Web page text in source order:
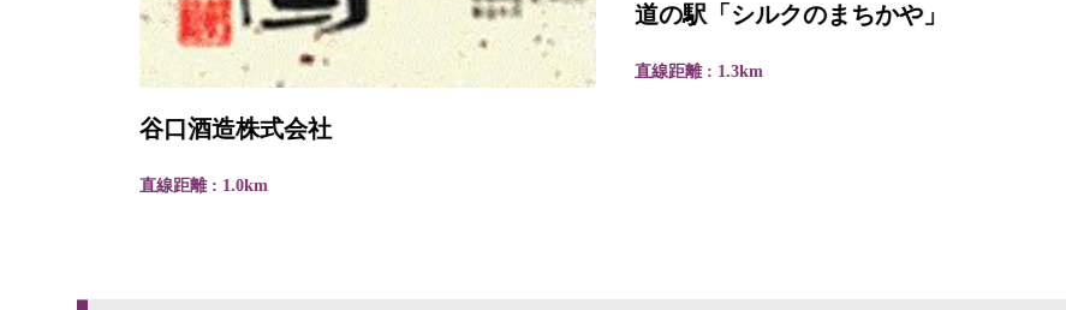
谷口酒造株式会社
直線距離 : 1.0km
道の駅「シルクのまちかや」
直線距離 : 1.3km